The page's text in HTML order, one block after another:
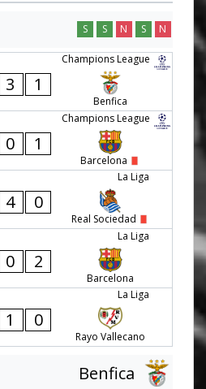
S S N S N
Champions League
3 1
Benfica
Champions League
0 1
Barcelona
La Liga
4 0
Real Sociedad
La Liga
0 2
Barcelona
La Liga
1 0
Rayo Vallecano
Benfica